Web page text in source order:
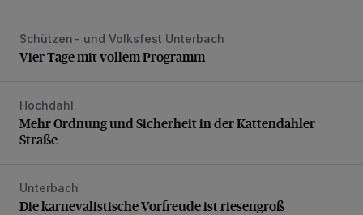
Vier Tage mit vollem Programm
Schützen- und Volksfest Unterbach
Vier Tage mit vollem Programm
Mehr Ordnung und Sicherheit in der Kattendahler Straße
Hochdahl
Mehr Ordnung und Sicherheit in der Kattendahler
Straße
Die karnevalistische Vorfreude ist riesengroß
Unterbach
Die karnevalistische Vorfreude ist riesengroß